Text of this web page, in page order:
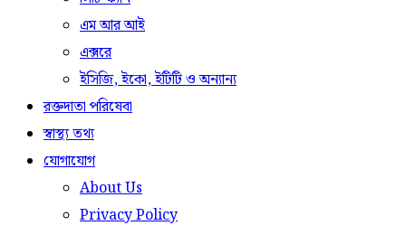
এম আর আই
এক্সরে
ইসিজি, ইকো, ইটিটি ও অন্যান্য
রক্তদাতা পরিষেবা
স্বাস্থ্য তথ্য
যোগাযোগ
About Us
Privacy Policy